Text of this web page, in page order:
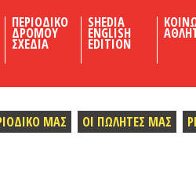
ΠΕΡΙΟΔΙΚΟ
ΔΡΟΜΟΥ
ΣΧΕΔΙΑ
SHEDIA
ENGLISH
EDITION
ΜΑΣ ΟΙ ΠΩΛΗΤΕΣ ΜΑΣ